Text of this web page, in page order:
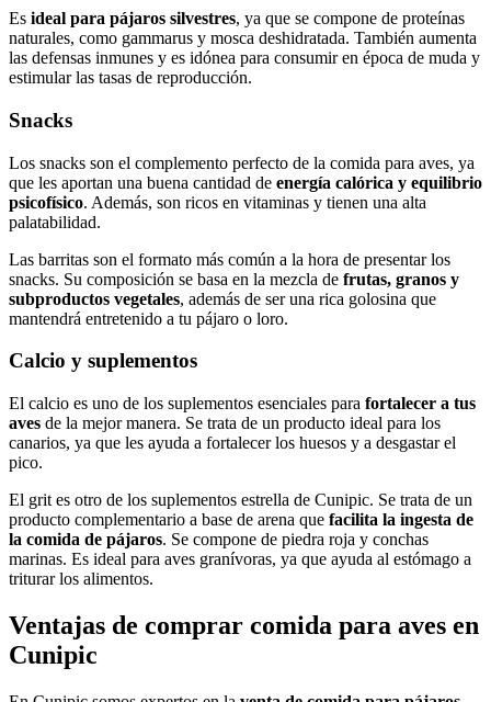
Es ideal para pájaros silvestres, ya que se compone de proteínas
naturales, como gammarus y mosca deshidratada. También aumenta
las defensas inmunes y es idónea para consumir en época de muda y
estimular las tasas de reproducción.
Snacks
Los snacks son el complemento perfecto de la comida para aves, ya
que les aportan una buena cantidad de energía calórica y equilibrio
psicofísico. Además, son ricos en vitaminas y tienen una alta
palatabilidad.
Las barritas son el formato más común a la hora de presentar los
snacks. Su composición se basa en la mezcla de frutas, granos y
subproductos vegetales, además de ser una rica golosina que
mantendrá entretenido a tu pájaro o loro.
Calcio y suplementos
El calcio es uno de los suplementos esenciales para fortalecer a tus
aves de la mejor manera. Se trata de un producto ideal para los
canarios, ya que les ayuda a fortalecer los huesos y a desgastar el
pico.
El grit es otro de los suplementos estrella de Cunipic. Se trata de un
producto complementario a base de arena que facilita la ingesta de
la comida de pájaros. Se compone de piedra roja y conchas
marinas. Es ideal para aves granívoras, ya que ayuda al estómago a
triturar los alimentos.
Ventajas de comprar comida para aves en
Cunipic